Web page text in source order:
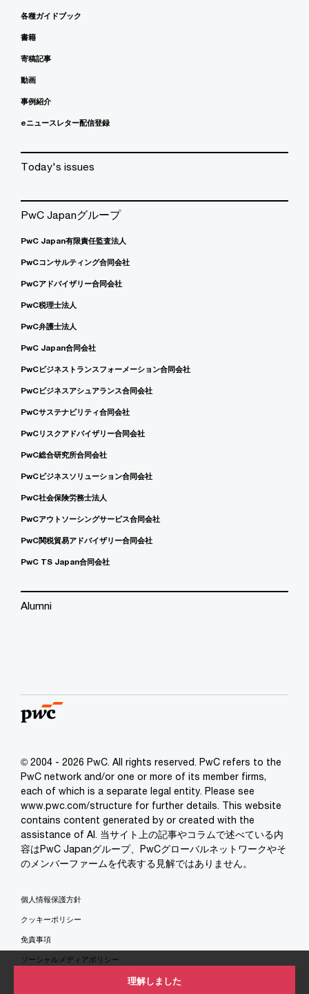
理解しました
各種ガイドブック
書籍
寄稿記事
動画
事例紹介
eニュースレター配信登録
Today's issues
PwC Japanグループ
PwC Japan有限責任監査法人
PwCコンサルティング合同会社
PwCアドバイザリー合同会社
PwC税理士法人
PwC弁護士法人
PwC Japan合同会社
PwCビジネストランスフォーメーション合同会社
PwCビジネスアシュアランス合同会社
PwCサステナビリティ合同会社
PwCリスクアドバイザリー合同会社
PwC総合研究所合同会社
PwCビジネスソリューション合同会社
PwC社会保険労務士法人
PwCアウトソーシングサービス合同会社
PwC関税貿易アドバイザリー合同会社
PwC TS Japan合同会社
Alumni
© 2004 - 2026 PwC. All rights reserved. PwC refers to the
PwC network and/or one or more of its member firms,
each of which is a separate legal entity. Please see
www.pwc.com/structure for further details. This website
contains content generated by or created with the
assistance of AI. 当サイト上の記事やコラムで述べている内
容はPwC Japanグループ、PwCグローバルネットワークやそ
のメンバーファームを代表する見解ではありません。
個人情報保護方針
クッキーポリシー
免責事項
ソーシャルメディアポリシー